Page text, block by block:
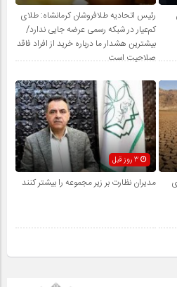
رئیس اتحادیه طلافروشان کرمانشاه: طلای
کم‌عیار در شبکه رسمی عرضه جایی ندارد/
بیشترین هشدار ما درباره خرید از افراد فاقد
صلاحیت است
مدیران نظارت بر زیر مجموعه را بیشتر کنند